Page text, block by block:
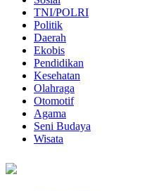
TNI/POLRI
Politik
Daerah
Ekobis
Pendidikan
Kesehatan
Olahraga
Otomotif
Agama
Seni Budaya
Wisata